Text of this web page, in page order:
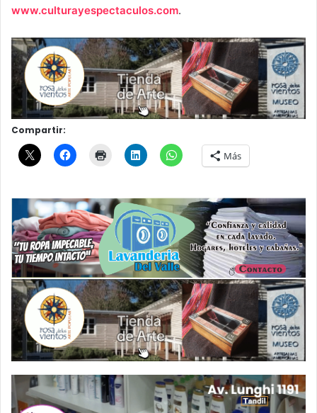
www.culturayespectaculos.com.
Compartir:
Más